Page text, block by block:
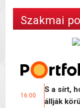
Szakmai
16:00
S a sírt,
állják